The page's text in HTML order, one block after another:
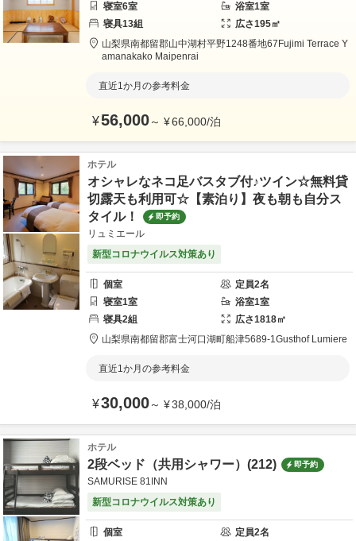
寝室6室 浴室1室
寝具13組 広さ195㎡
山梨県南都留郡山中湖村平野1248番地67 Fujimi Terrace Y
amanakako Maipenrai
直近1か月の参考料金
¥56,000～ ¥66,000/泊
ホテル
オシャレなネコ足バスタブ付♪ツイン☆無料貸
切露天も利用可☆【素泊り】夜も朝も自分ス
タイル！
即予約
リュミエール
新型コロナウイルス対策あり
個室 定員2名
寝室1室 浴室1室
寝具2組 広さ1818㎡
山梨県南都留郡富士河口湖町船津5689-1Gusthof Lumiere
直近1か月の参考料金
¥30,000～ ¥38,000/泊
ホテル
2段ベッド（共用シャワー）(212) 即予約
SAMURISE 81INN
新型コロナウイルス対策あり
個室 定員2名